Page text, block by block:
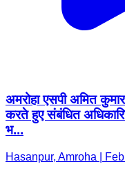
अमरोहा एसपी अमित
करते हुए संबंधित
भ...
Hasanpur, Amroha |